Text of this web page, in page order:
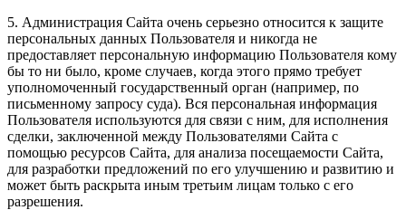
5. Администрация Сайта очень серьезно относится к защите
персональных данных Пользователя и никогда не
предоставляет персональную информацию Пользователя кому
бы то ни было, кроме случаев, когда этого прямо требует
уполномоченный государственный орган (например, по
письменному запросу суда). Вся персональная информация
Пользователя используются для связи с ним, для исполнения
сделки, заключенной между Пользователями Сайта с
помощью ресурсов Сайта, для анализа посещаемости Сайта,
для разработки предложений по его улучшению и развитию и
может быть раскрыта иным третьим лицам только с его
разрешения.